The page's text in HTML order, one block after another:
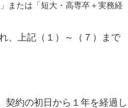
または「短大・高専卒＋実務経
、上記（１）～（７）まで
約の初日から１年を経過し